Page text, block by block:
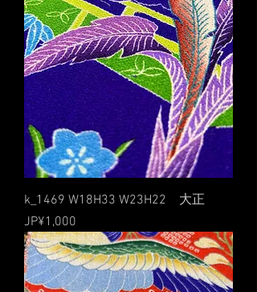
k_1469 W18H33 W23H22 大正
價格
JP¥1,000